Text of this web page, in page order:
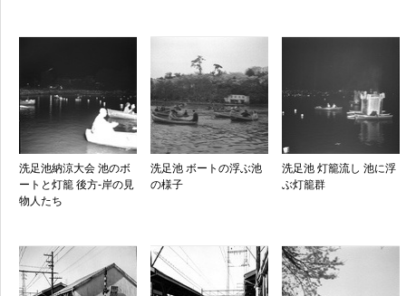
洗足池納涼大会 池のボ
ートと灯籠 後方-岸の見
物人たち
洗足池 ボートの浮ぶ池
の様子
洗足池 灯籠流し 池に浮
ぶ灯籠群